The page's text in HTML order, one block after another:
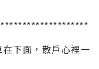
下面，散戶心裡一